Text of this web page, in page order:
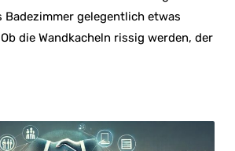
Badezimmer gelegentlich etwas
die Wandkacheln rissig werden, der